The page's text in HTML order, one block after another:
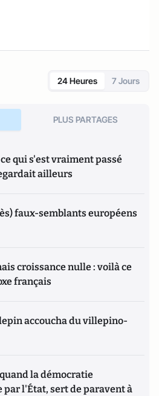
24 Heures 7 Jours
PLUS PARTAGES
qui s'est vraiment passé
ailleurs
faux-semblants européens
croissance nulle : voilà ce
français
accoucha du villepino-
la démocratie
l'État, sert de paravent à